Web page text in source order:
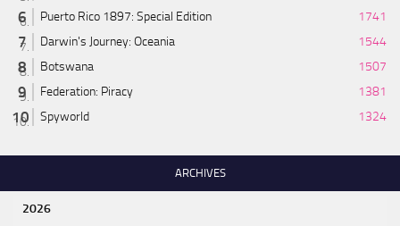
Puerto Rico 1897: Special Edition
1741
Darwin's Journey: Oceania
1544
Botswana
1507
Federation: Piracy
1381
Spyworld
1324
ARCHIVES
2026